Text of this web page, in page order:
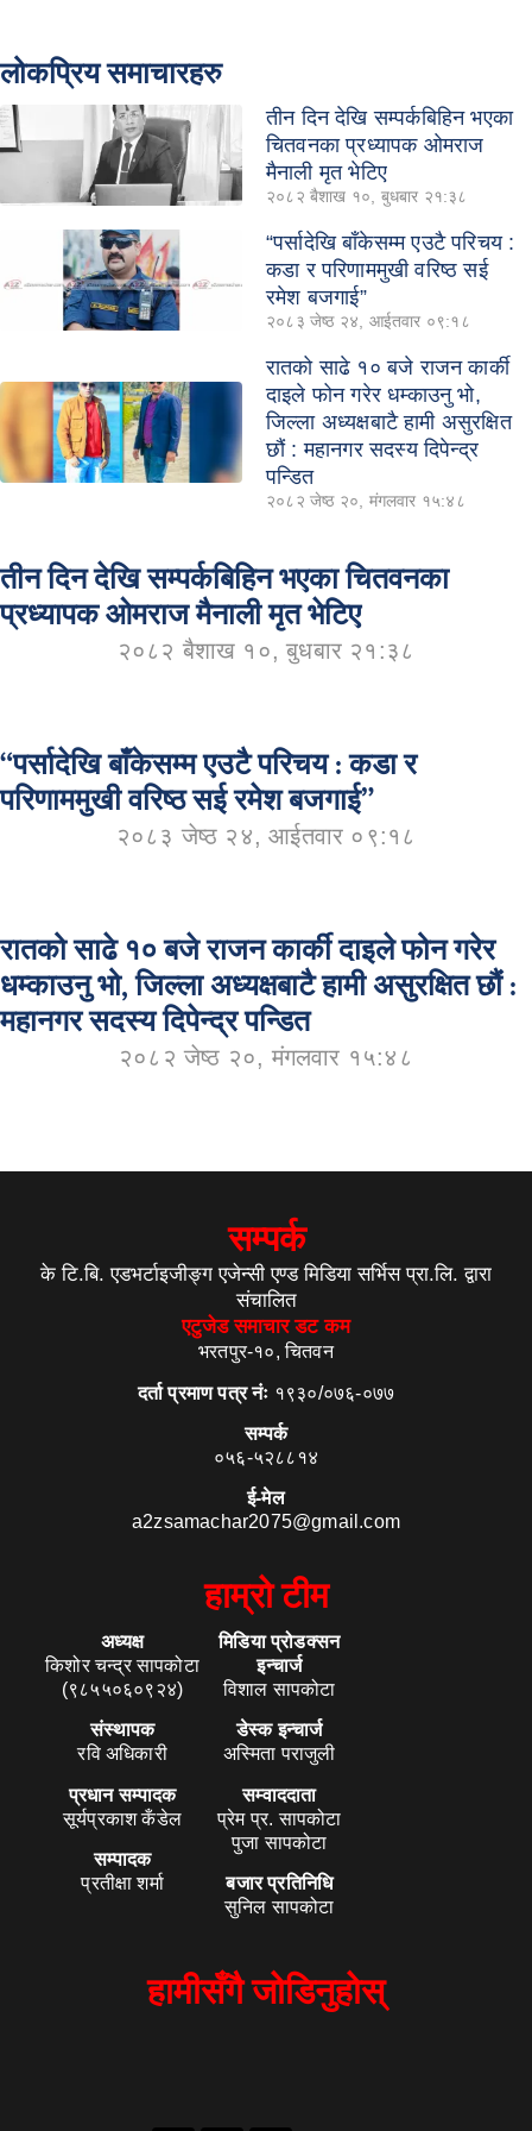
लोकप्रिय समाचारहरु
तीन दिन देखि सम्पर्कबिहिन भएका
चितवनका प्रध्यापक ओमराज
मैनाली मृत भेटिए
२०८२ बैशाख १०, बुधबार २१:३८
“पर्सादेखि बाँकेसम्म एउटै परिचय :
कडा र परिणाममुखी वरिष्ठ सई
रमेश बजगाई”
२०८३ जेष्ठ २४, आईतवार ०९:१८
रातको साढे १० बजे राजन कार्की
दाइले फोन गरेर धम्काउनु भो,
जिल्ला अध्यक्षबाटै हामी असुरक्षित
छौं : महानगर सदस्य दिपेन्द्र
पन्डित
२०८२ जेष्ठ २०, मंगलवार १५:४८
तीन दिन देखि सम्पर्कबिहिन भएका चितवनका
प्रध्यापक ओमराज मैनाली मृत भेटिए
२०८२ बैशाख १०, बुधबार २१:३८
“पर्सादेखि बाँकेसम्म एउटै परिचय : कडा र
परिणाममुखी वरिष्ठ सई रमेश बजगाई”
२०८३ जेष्ठ २४, आईतवार ०९:१८
रातको साढे १० बजे राजन कार्की दाइले फोन गरेर
धम्काउनु भो, जिल्ला अध्यक्षबाटै हामी असुरक्षित छौं :
महानगर सदस्य दिपेन्द्र पन्डित
२०८२ जेष्ठ २०, मंगलवार १५:४८
सम्पर्क
के टि.बि. एडभर्टाइजीङ्ग एजेन्सी एण्ड मिडिया सर्भिस प्रा.लि. द्वारा
संचालित
एटुजेड समाचार डट कम
भरतपुर-१०, चितवन
दर्ता प्रमाण पत्र नंः १९३०/०७६-०७७
सम्पर्क
०५६-५२८८१४
ई-मेल
a2zsamachar2075@gmail.com
हाम्रो टीम
अध्यक्ष
किशोर चन्द्र सापकोटा
(९८५५०६०९२४)
संस्थापक
रवि अधिकारी
प्रधान सम्पादक
सूर्यप्रकाश कँडेल
सम्पादक
प्रतीक्षा शर्मा
मिडिया प्रोडक्सन
इन्चार्ज
विशाल सापकोटा
डेस्क इन्चार्ज
अस्मिता पराजुली
सम्वाददाता
प्रेम प्र. सापकोटा
पुजा सापकोटा
बजार प्रतिनिधि
सुनिल सापकोटा
हामीसँगै जोडिनुहोस्